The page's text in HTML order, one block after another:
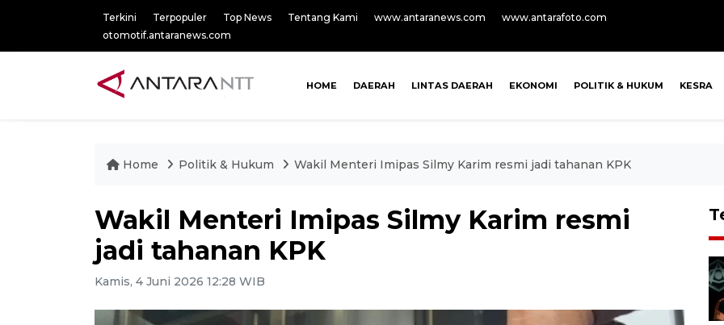
Terkini Terpopuler Top News Tentang Kami www.antaranews.com
www.antarafoto.com
otomotif.antaranews.com
HOME DAERAH LINTAS DAERAH EKONOMI POLITIK & HUKUM KESRA
Home Politik & Hukum Wakil Menteri Imipas Silmy Karim resmi jadi tahanan KPK
Wakil Menteri Imipas Silmy Karim resmi
jadi tahanan KPK
Kamis, 4 Juni 2026 12:28 WIB